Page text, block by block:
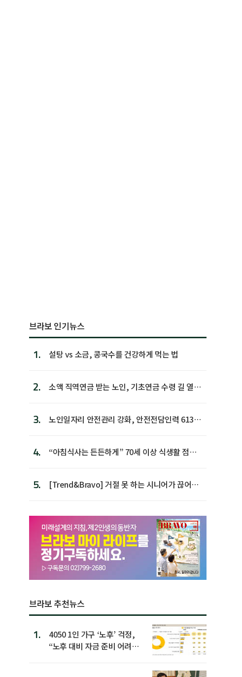
브라보 인기뉴스
1. 설탕 vs 소금, 콩국수를 건강하게 먹는 법
2.
소액 직역연금 받는 노인, 기초연금 수령 길 열린
3.
노인일자리 안전관리 강화, 안전전담인력 613명
4.
“아침식사는 든든하게” 70세 이상 식생활 점수
5.
[Trend&Bravo] 거절 못 하는 시니어가 끊어야
브라보 추천뉴스
1.
4050 1인 가구 ‘노후’ 걱정,
“노후 대비 자금 준비 어려